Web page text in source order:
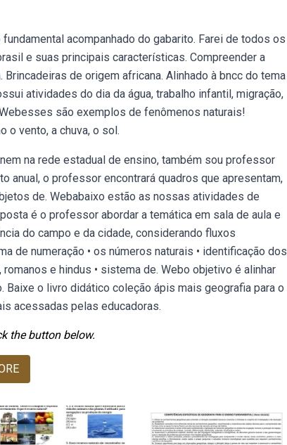
acompanhado do gabarito. Farei de todos os
e suas principais características. Compreender a
de origem africana. Alinhado à bncc do tema
atividades do dia da água, trabalho infantil, migração,
são exemplos de fenômenos naturais!
o vento, a chuva, o sol.
na rede estadual de ensino, também sou professor
anual, o professor encontrará quadros que apresentam,
de. Webabaixo estão as nossas atividades de
é o professor abordar a temática em sala de aula e
do campo e da cidade, considerando fluxos
de numeração • os números naturais • identificação dos
e hindus • sistema de. Webo objetivo é alinhar
o livro didático coleção ápis mais geografia para o
acessadas pelas educadoras.
the button below.